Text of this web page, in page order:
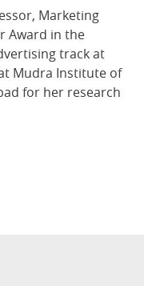
Marketing
Award in the
track at
Mudra Institute of
for her research